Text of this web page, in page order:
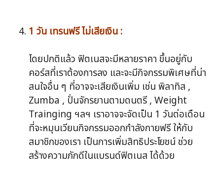
1 วัน เทรนฟรี ไม่เสียเงิน :
โดยปกติแล้ว ฟิตเนสจะมีหลายราคา ขึ้นอยู่กับ
คอร์สที่เราต้องการลง และจะมีกิจกรรมพิเศษที่น่า
สนใจอื่น ๆ ที่อาจจะเสียเงินเพิ่ม เช่น พิลาทิส ,
Zumba , ปั่นจักรยานตามดนตรี , Weight
Trainging ฯลฯ เราอาจจะจัดเป็น 1 วันต่อเดือน
ที่จะหมุนเวียนกิจกรรมออกกำลังกายฟรี ให้กับ
สมาชิกของเรา เป็นการเพิ่มสิทธิประโยชน์ ช่วย
สร้างความภักดีในแบรนด์ฟิตเนส ได้ด้วย